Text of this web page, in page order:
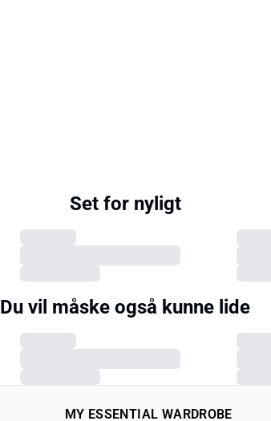
Set for nyligt
Du vil måske også kunne lide
MY ESSENTIAL WARDROBE